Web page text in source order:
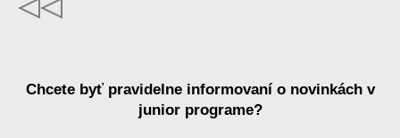
Chcete byť pravidelne informovaní o novinkách v
junior programe?